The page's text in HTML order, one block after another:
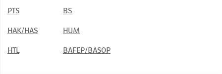
PTS BS
HAK/HAS HUM
HTL BAFEP/BASOP